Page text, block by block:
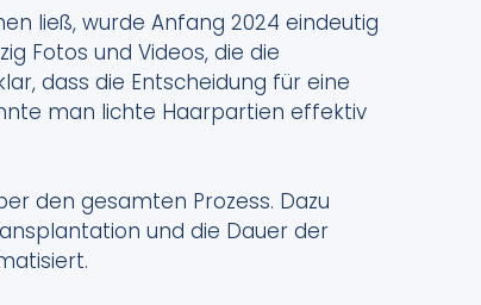
ließ, wurde Anfang 2024 eindeutig
Fotos und Videos, die die
dass die Entscheidung für eine
man lichte Haarpartien effektiv
den gesamten Prozess. Dazu
und die Dauer der